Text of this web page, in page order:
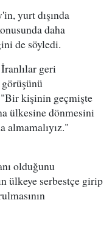
yurt dışında
daha
de söyledi.
geri
kişinin geçmişte
ülkesine dönmesini
almamalıyız."
olduğunu
ülkeye serbestçe girip